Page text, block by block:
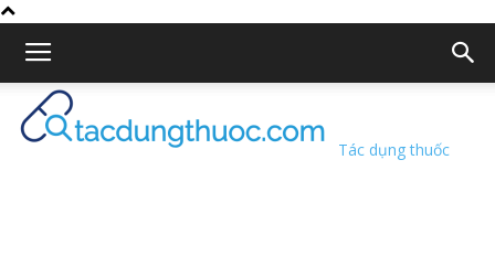
Tác dụng thuốc